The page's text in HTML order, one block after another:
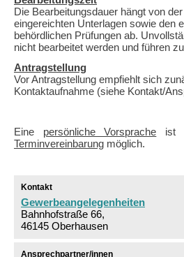
Die Bearbeitungsdauer hängt von
eingereichten Unterlagen sowie den
behördlichen Prüfungen ab.
nicht bearbeitet werden und führen
Antragstellung
Vor Antragstellung empfiehlt sich
Kontaktaufnahme (siehe Kontakt/
Eine persönliche Vorsprache ist
Terminvereinbarung möglich.
Kontakt
Gewerbeangelegenheiten
Bahnhofstraße 66,
46145 Oberhausen
Ansprechpartner/innen